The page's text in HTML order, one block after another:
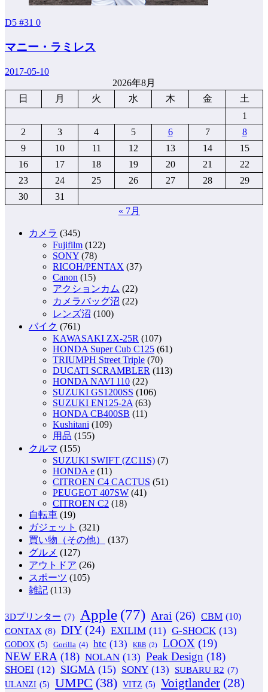
D5 #31 0
マニー・ラミレス
2017-05-10
2026年8月
日
月 火 水 木 金
土
1
2
3 4 5 6 7
8
9
10 11 12 13 14
15
16
17 18 19 20 21
22
23
24 25 26 27 28
29
30
31
« 7月
カメラ (345)
Fujifilm (122)
SONY (78)
RICOH/PENTAX (37)
Canon (15)
アクションカム (22)
カメラバッグ沼 (22)
レンズ沼 (100)
バイク (761)
KAWASAKI ZX-25R (107)
HONDA Super Cub C125 (61)
TRIUMPH Street Triple (70)
DUCATI SCRAMBLER (113)
HONDA NAVI 110 (22)
SUZUKI GS1200SS (106)
SUZUKI EN125-2A (63)
HONDA CB400SB (11)
Kushitani (109)
用品 (155)
クルマ (155)
SUZUKI SWIFT (ZC11S) (7)
HONDA e (11)
CITROEN C4 CACTUS (51)
PEUGEOT 407SW (41)
CITROEN C2 (18)
自転車 (19)
ガジェット (321)
買い物（その他）
(137)
グルメ (127)
アウトドア (26)
スポーツ (105)
雑記 (113)
3Dプリンター (7) Apple (77) Arai (26) CBM (10)
CONTAX (8) DIY (24) EXILIM (11) G-SHOCK (13)
GODOX (5) Gorilla (4) htc (13) KRB (2) LOOX (19)
NEW ERA (18) NOLAN (13) Peak Design (18)
SHOEI (12) SIGMA (15) SONY (13) SUBARU R2 (7)
ULANZI (5) UMPC (38) VITZ (5) Voigtlander (28)